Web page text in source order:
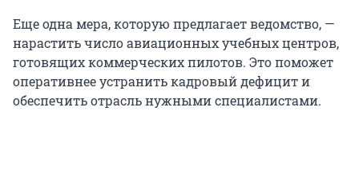
Еще одна мера, которую предлагает ведомство, —
нарастить число авиационных учебных центров,
готовящих коммерческих пилотов. Это поможет
оперативнее устранить кадровый дефицит и
обеспечить отрасль нужными специалистами.